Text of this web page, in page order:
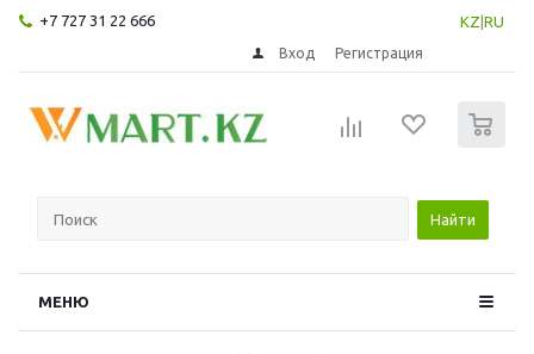
+7 727 31 22 666 KZ RU
Вход Регистрация
Найти
МЕНЮ